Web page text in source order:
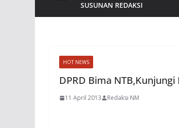
SUSUNAN REDAKSI
HOT NEWS
DPRD Bima
11 April 2013 Redaksi NM